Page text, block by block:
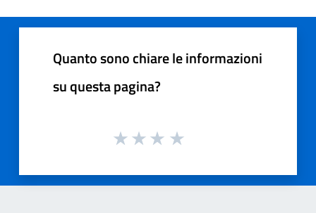
Quanto sono chiare le informazioni
su questa pagina?